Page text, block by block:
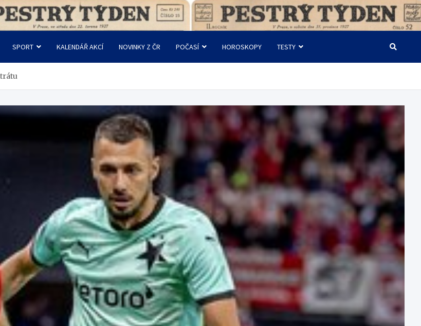
SPORT KALENDÁŘ AKCÍ NOVINKY Z ČR POČASÍ HOROSKOPY TESTY